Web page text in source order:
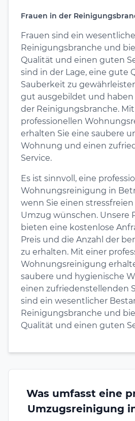
Frauen in der
Frauen sind ein
Reinigungsbranche und
Qualität und einen guten
sind in der Lage, eine gute
Sauberkeit zu
gut ausgebildet und haben
der Reinigungsbranche.
professionellen
erhalten Sie eine saubere
Wohnung und einen
Service.
Es ist sinnvoll, eine
Wohnungsreinigung in
wenn Sie einen
Umzug wünschen. Unsere
bieten eine kostenlose
Preis und die Anzahl der
zu erhalten. Mit einer
Wohnungsreinigung
saubere und hygienische
einen zufriedenstellenden
sind ein wesentlicher
Reinigungsbranche und
Qualität und einen guten
Was umfasst eine
Umzugsreinigung